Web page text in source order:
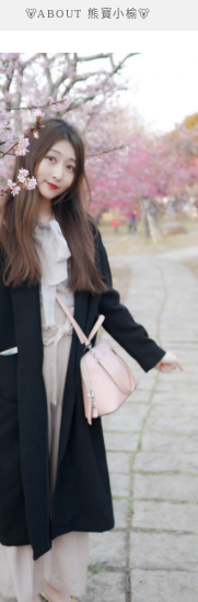
🐻ABOUT 熊寶小榆🐻